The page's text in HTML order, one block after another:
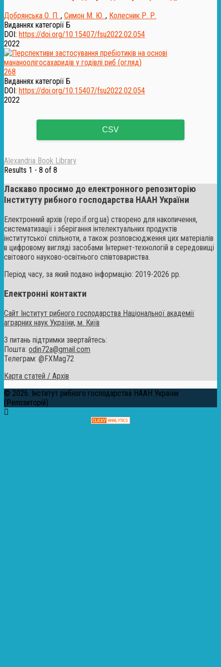
Добрянська О. П. , Симон М. Ю. , Колесник Р. Р.
Виданнях категорії Б
DOI: https://doi.org/10.15407/fsu2022.02.054
2022
268
Виданнях категорії Б
DOI: https://doi.org/10.15407/fsu2022.02.054
2022
CSV
Alexandria Book Library
Results 1 - 8 of 8
Ласкаво просимо до електронного репозиторію
Інституту рибного господарства НААН України
Електронний архів (repo.if.org.ua) створено для накопичення,
систематизації і зберігання інтелектуальних продуктів
інститутської спільноти, а також розповсюдження цих матеріалів
в цифровому вигляді засобами Інтернет-технологій в середовищі
світового науково-освітнього співтовариства.
Період часу, за який подано інформацію: 2019-2026 рр.
Електронні контакти
Сайт Інститут рибного господарства Національної академії
аграрних наук України, м. Київ
З питань підтримки звертайтесь:
Пошта: odin72a@gmail.com
Телеграм: @FXMag72
Карта статей / Архів
© 2026. Інститут рибного господарства НААН України
(Репозиторій)